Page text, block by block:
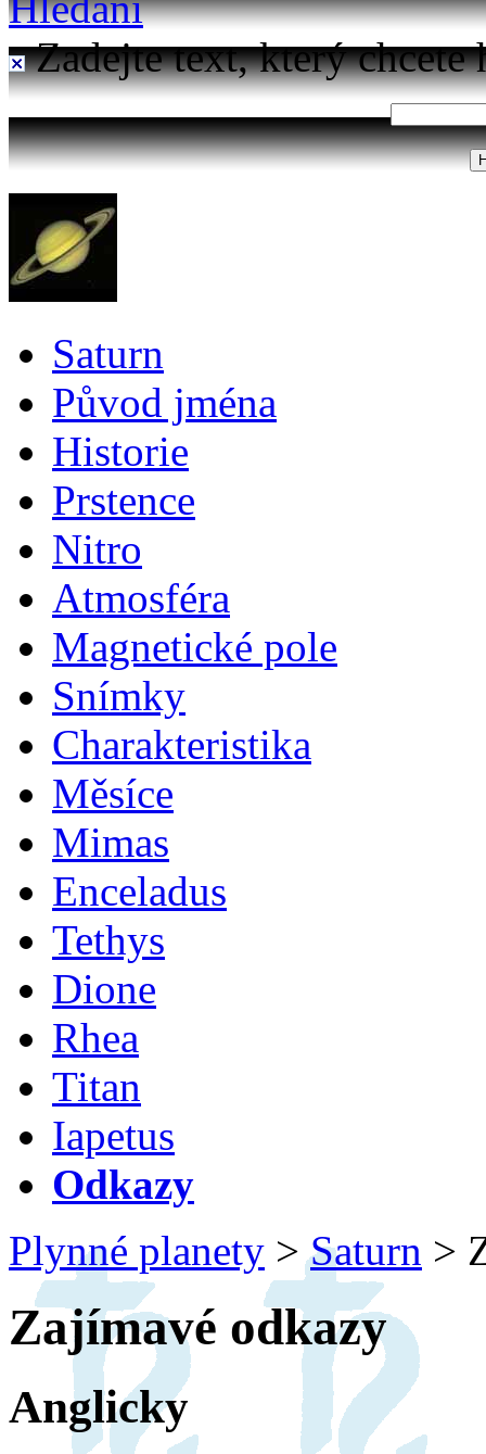
Zadejte text, který chcete
Saturn
Původ jména
Historie
Prstence
Nitro
Atmosféra
Magnetické pole
Snímky
Charakteristika
Měsíce
Mimas
Enceladus
Tethys
Dione
Rhea
Titan
Iapetus
Odkazy
Plynné planety > Saturn >
Zajímavé odkazy
Anglicky